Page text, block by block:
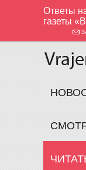
Ответы
газеты